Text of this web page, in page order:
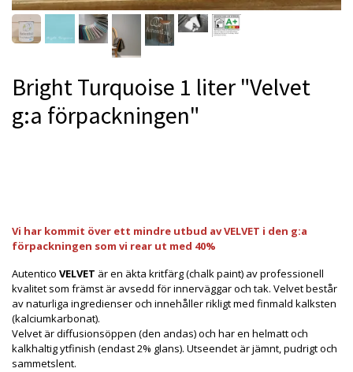
Bright Turquoise 1 liter "Velvet
g:a förpackningen"
Vi har kommit över ett mindre utbud av VELVET i den g:a
förpackningen som vi rear ut med 40%
Autentico VELVET är en äkta kritfärg (chalk paint) av professionell
kvalitet som främst är avsedd för innerväggar och tak. Velvet består
av naturliga ingredienser och innehåller rikligt med finmald kalksten
(kalciumkarbonat).
Velvet är diffusionsöppen (den andas) och har en helmatt och
kalkhaltig ytfinish (endast 2% glans). Utseendet är jämnt, pudrigt och
sammetslent.